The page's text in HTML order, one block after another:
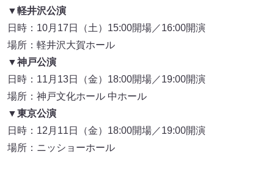
▼軽井沢公演
日時：10月17日（土）15:00開場／16:00開演
場所：軽井沢大賀ホール
▼神戸公演
日時：11月13日（金）18:00開場／19:00開演
場所：神戸文化ホール 中ホール
▼東京公演
日時：12月11日（金）18:00開場／19:00開演
場所：ニッショーホール